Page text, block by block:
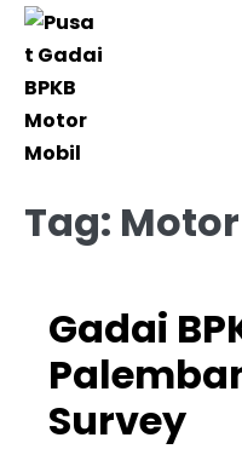
Tag: Motor
Gadai
Survey